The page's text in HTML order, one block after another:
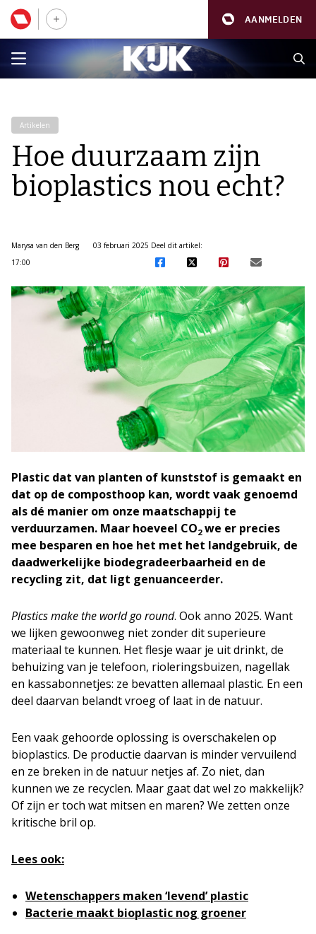
AANMELDEN
Artikelen
Hoe duurzaam zijn
bioplastics nou echt?
Marysa van den Berg
03 februari 2025
17:00
Deel dit artikel:
Plastic dat van planten of kunststof is gemaakt en
dat op de composthoop kan, wordt vaak genoemd
als dé manier om onze maatschappij te
verduurzamen. Maar hoeveel CO2we er precies
mee besparen en hoe het met het landgebruik, de
daadwerkelijke biodegradeerbaarheid en de
recycling zit, dat ligt genuanceerder.
Plastics make the world go round. Ook anno 2025. Want
we lijken gewoonweg niet zonder dit superieure
materiaal te kunnen. Het flesje waar je uit drinkt, de
behuizing van je telefoon, rioleringsbuizen, nagellak
en kassabonnetjes: ze bevatten allemaal plastic. En een
deel daarvan belandt vroeg of laat in de natuur.
Een vaak gehoorde oplossing is overschakelen op
bioplastics. De productie daarvan is minder vervuilend
en ze breken in de natuur netjes af. Zo niet, dan
kunnen we ze recyclen. Maar gaat dat wel zo makkelijk?
Of zijn er toch wat mitsen en maren? We zetten onze
kritische bril op.
Lees ook:
Wetenschappers maken ‘levend’ plastic
Bacterie maakt bioplastic nog groener